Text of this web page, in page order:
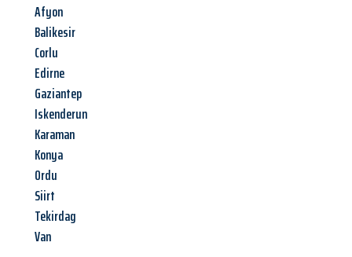
Afyon
Balikesir
Corlu
Edirne
Gaziantep
Iskenderun
Karaman
Konya
Ordu
Siirt
Tekirdag
Van